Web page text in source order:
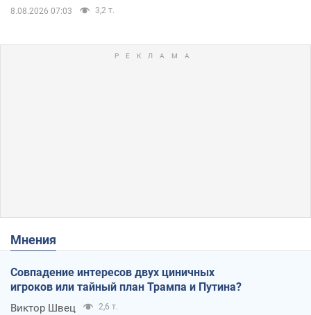
8.08.2026 07:03 3,2 т.
Мнения
Совпадение интересов двух циничных
игроков или тайный план Трампа и Путина?
Виктор Швец 2,6 т.